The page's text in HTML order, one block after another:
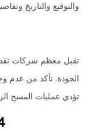
والتوقيع والتاريخ
تقبل معظم شركات
الجودة. تأكد من عدم
تؤدي عمليات المسح
4. مراجعة